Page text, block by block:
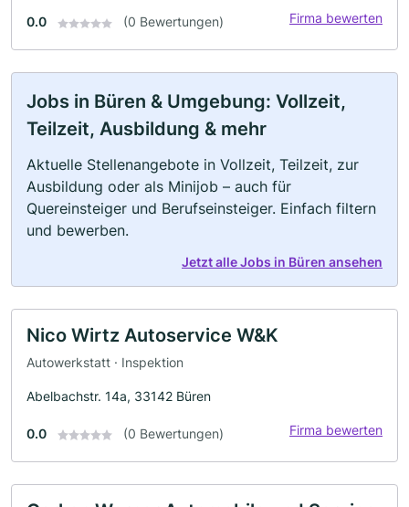
0.0 (0 Bewertungen) Firma bewerten
Jobs in Büren & Umgebung: Vollzeit,
Teilzeit, Ausbildung & mehr
Aktuelle Stellenangebote in Vollzeit, Teilzeit, zur
Ausbildung oder als Minijob – auch für
Quereinsteiger und Berufseinsteiger. Einfach filtern
und bewerben.
Jetzt alle Jobs in Büren ansehen
Nico Wirtz Autoservice W&K
Autowerkstatt · Inspektion
Abelbachstr. 14a, 33142 Büren
0.0 (0 Bewertungen) Firma bewerten